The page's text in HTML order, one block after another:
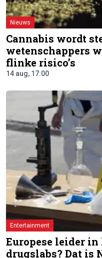
Nieuws
Cannabis wordt
wetenschappers
flinke risico’s
14 aug, 17:00
Entertainment
Europese leider
drugslabs? Dat is